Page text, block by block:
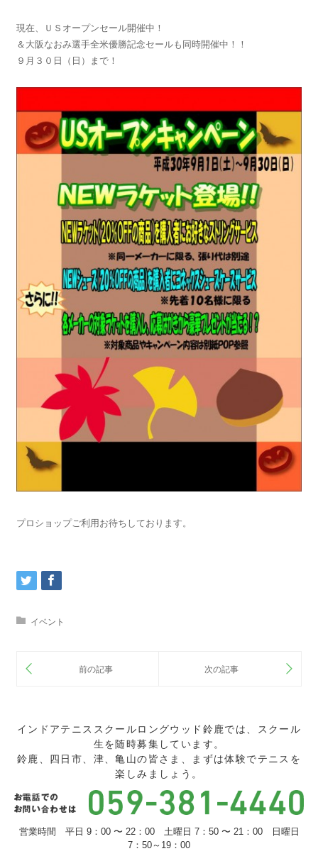
現在、ＵＳオープンセール開催中！
＆大阪なおみ選手全米優勝記念セールも同時開催中！！
９月３０日（日）まで！
プロショップご利用お待ちしております。
イベント
インドアテニススクールロングウッド鈴鹿では、スクール
生を随時募集しています。
鈴鹿、四日市、津、亀山の皆さま、まずは体験でテニスを
楽しみましょう。
営業時間 平日 9：00 〜 22：00 土曜日 7：50 〜 21：00 日曜日
7：50～19：00